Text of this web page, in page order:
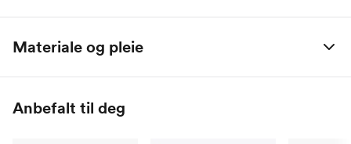
Materiale og pleie
Anbefalt til deg